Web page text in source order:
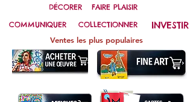
DÉCORER
FAIRE PLAISIR
COMMUNIQUER
COLLECTIONNER INVESTIR
Ventes les plus populaires